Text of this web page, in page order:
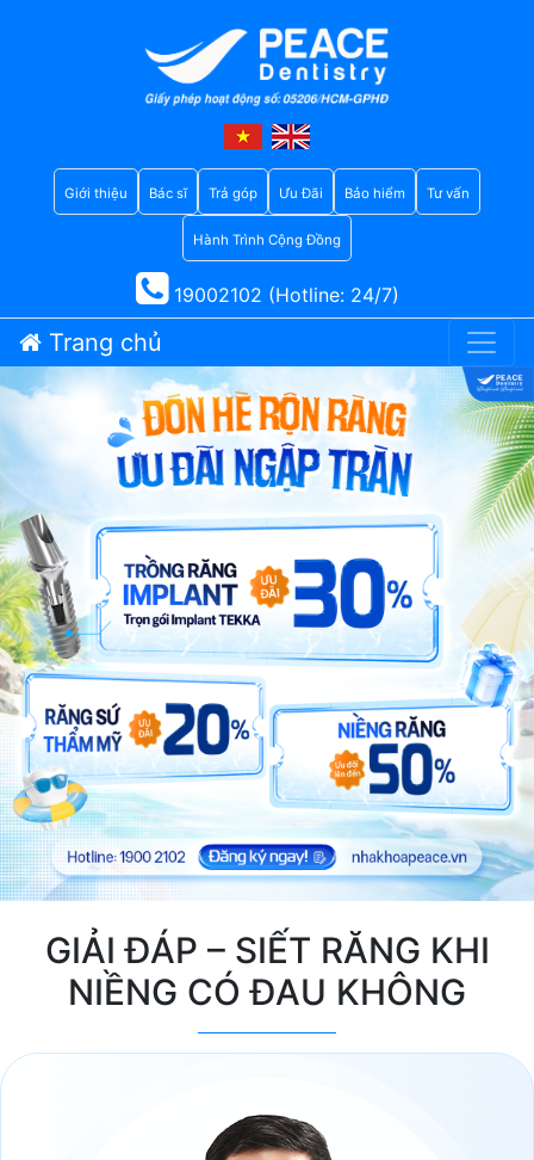
Giới thiệu Bác sĩ Trả góp Ưu Đãi Bảo hiểm Tư vấn
Hành Trình Cộng Đồng
19002102 (Hotline: 24/7)
Trang chủ
GIẢI ĐÁP – SIẾT RĂNG KHI
NIỀNG CÓ ĐAU KHÔNG